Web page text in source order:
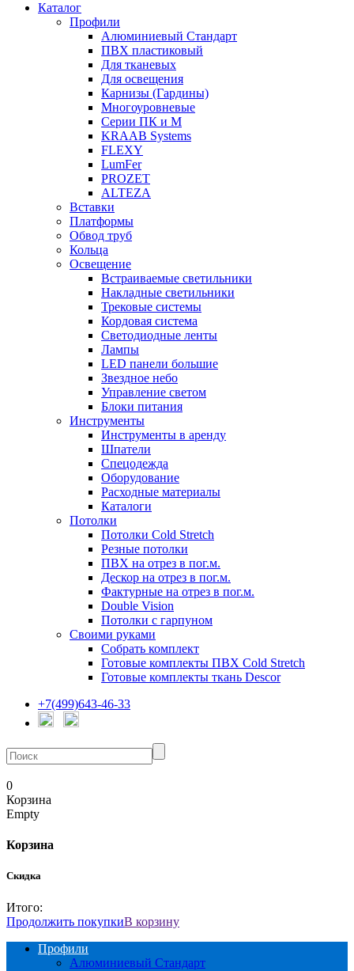
Каталог
Профили
Алюминиевый Стандарт
ПВХ пластиковый
Для тканевых
Для освещения
Карнизы (Гардины)
Многоуровневые
Серии ПК и М
KRAAB Systems
FLEXY
LumFer
PROZET
ALTEZA
Вставки
Платформы
Обвод труб
Кольца
Освещение
Встраиваемые светильники
Накладные светильники
Трековые системы
Кордовая система
Светодиодные ленты
Лампы
LED панели большие
Звездное небо
Управление светом
Блоки питания
Инструменты
Инструменты в аренду
Шпатели
Спецодежда
Оборудование
Расходные материалы
Каталоги
Потолки
Потолки Cold Stretch
Резные потолки
ПВХ на отрез в пог.м.
Дескор на отрез в пог.м.
Фактурные на отрез в пог.м.
Double Vision
Потолки с гарпуном
Своими руками
Собрать комплект
Готовые комплекты ПВХ Cold Stretch
Готовые комплекты ткань Descor
+7(499)643-46-33
0
Корзина
Empty
Корзина
Скидка
Итого:
Продолжить покупкиВ корзину
Профили
Алюминиевый Стандарт